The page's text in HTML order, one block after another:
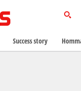
Success story